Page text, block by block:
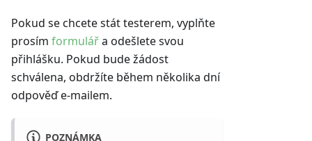
Pokud se chcete stát testerem, vyplňte
prosím formulářa odešlete svou
přihlášku. Pokud bude žádost
schválena, obdržíte během několika dní
odpověď e-mailem.
POZNÁMKA